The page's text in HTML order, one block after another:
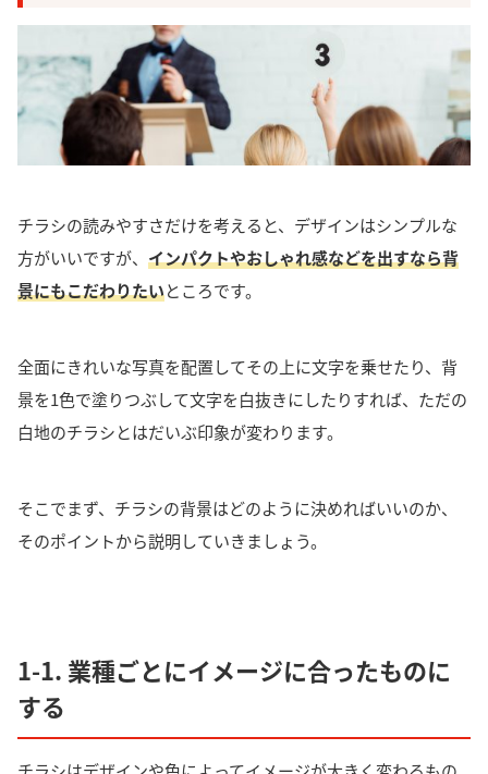
チラシの読みやすさだけを考えると、デザインはシンプルな
方がいいですが、 インパクトやおしゃれ感などを出すなら背
景にもこだわりたいところです。
全面にきれいな写真を配置してその上に文字を乗せたり、背
景を1色で塗りつぶして文字を白抜きにしたりすれば、ただの
白地のチラシとはだいぶ印象が変わります。
そこでまず、チラシの背景はどのように決めればいいのか、
そのポイントから説明していきましょう。
1-1. 業種ごとにイメージに合ったものに
する